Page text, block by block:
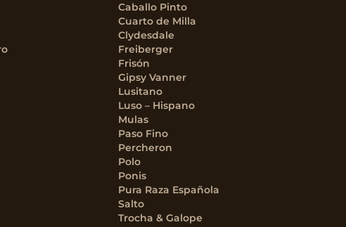
Caballo Pinto
Cuarto de Milla
Clydesdale
Freiberger
Frisón
Gipsy Vanner
Lusitano
Luso – Hispano
Mulas
Paso Fino
Percheron
Polo
Ponis
Pura Raza Española
Salto
Trocha & Galope